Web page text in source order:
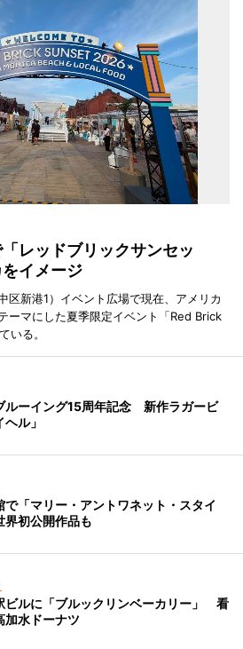
レッドブリックサンセッ
イメージ
区新港1）イベント広場で現在、アメリカ
ーマにした夏季限定イベント「Red Brick
いる。
ルーイング15周年記念 新作ラガービ
ル」
で「マリー・アントワネット・スタイ
初公開作品も
ビルに「ブルックリンベーカリー」 看
加水ドーナツ